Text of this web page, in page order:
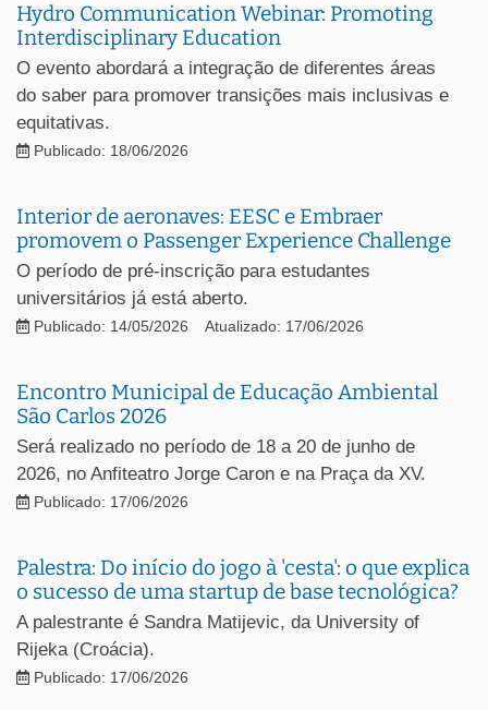
Hydro Communication Webinar: Promoting
Interdisciplinary Education
O evento abordará a integração de diferentes áreas
do saber para promover transições mais inclusivas e
equitativas.
Publicado: 18/06/2026
Interior de aeronaves: EESC e Embraer
promovem o Passenger Experience Challenge
O período de pré-inscrição para estudantes
universitários já está aberto.
Publicado: 14/05/2026 Atualizado: 17/06/2026
Encontro Municipal de Educação Ambiental
São Carlos 2026
Será realizado no período de 18 a 20 de junho de
2026, no Anfiteatro Jorge Caron e na Praça da XV.
Publicado: 17/06/2026
Palestra: Do início do jogo à 'cesta': o que explica
o sucesso de uma startup de base tecnológica?
A palestrante é Sandra Matijevic, da University of
Rijeka (Croácia).
Publicado: 17/06/2026